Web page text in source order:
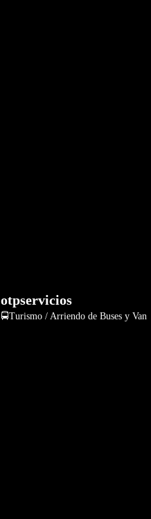
otpservicios
🚍Turismo / Arriendo de Buses y Van